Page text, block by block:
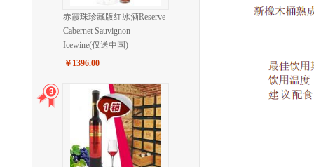
赤霞珠珍藏版红冰酒Reserve
Cabernet Sauvignon
Icewine(仅送中国)
￥1396.00